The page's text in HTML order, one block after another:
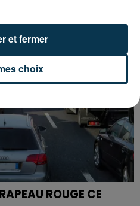
ROUGE CE
choix
et fermer